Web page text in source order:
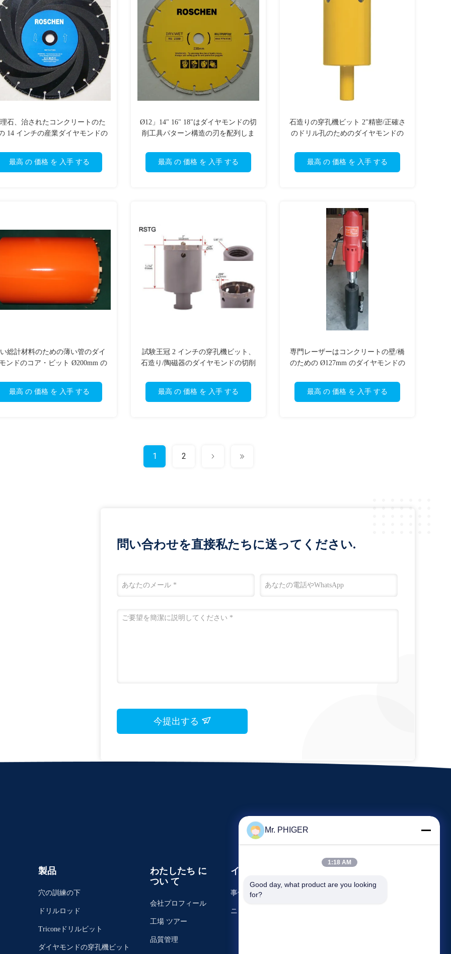
石、治されたコンクリートのた
14 インチの産業ダイヤモンドの
最高 の 価格 を 入手 する
Ø12」14" 16" 18"はダイヤモンドの切
削工具パターン構造の刃を配列しま
最高 の 価格 を 入手 する
石造りの穿孔機ビット 2"精密/正確さ
のドリル孔のためのダイヤモンドの
最高 の 価格 を 入手 する
総計材料のための薄い管のダイ
ンドのコア・ビット Ø200mm の
最高 の 価格 を 入手 する
試験王冠 2 インチの穿孔機ビット、
石造り/陶磁器のダイヤモンドの切削
最高 の 価格 を 入手 する
専門レーザーはコンクリートの壁/橋
のための Ø127mm のダイヤモンドの
最高 の 価格 を 入手 する
1 2
問い合わせを直接私たちに送ってください.
今提出する
製品
穴の訓練の下
ドリルロッド
Triconeドリルビット
ダイヤモンドの穿孔機ビット
わたしたち に
つい て
会社プロフィール
工場 ツアー
品質管理
イベント
事件
ニュース
Mr. PHIGER
1:18 AM
Good day, what product are you looking
for?